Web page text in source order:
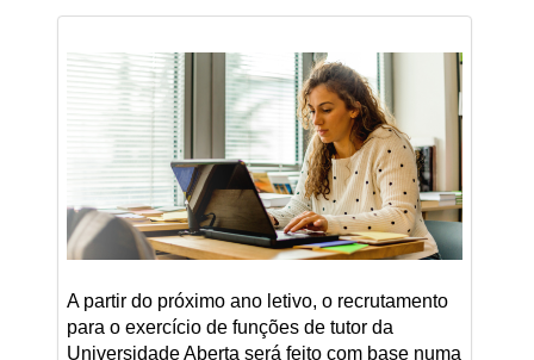
A partir do próximo ano letivo, o recrutamento
para o exercício de funções de tutor da
Universidade Aberta será feito com base numa